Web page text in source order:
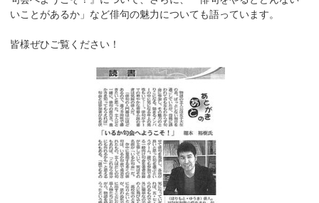
いことがあるか」など俳句の魅力についても語っています。
皆様ぜひご覧ください！